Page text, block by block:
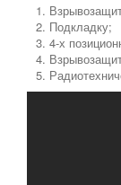
Подкладку;
4-х